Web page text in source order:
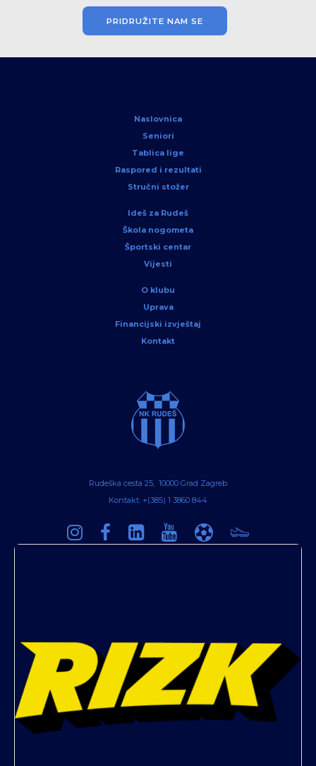
PRIDRUŽITE NAM SE
Naslovnica
Seniori
Tablica lige
Raspored i rezultati
Stručni stožer
Ideš za Rudeš
Škola nogometa
Športski centar
Vijesti
O klubu
Uprava
Financijski izvještaj
Kontakt
Rudeška cesta 25, 10000 Grad Zagreb
Kontakt: +(385) 1 3860 844